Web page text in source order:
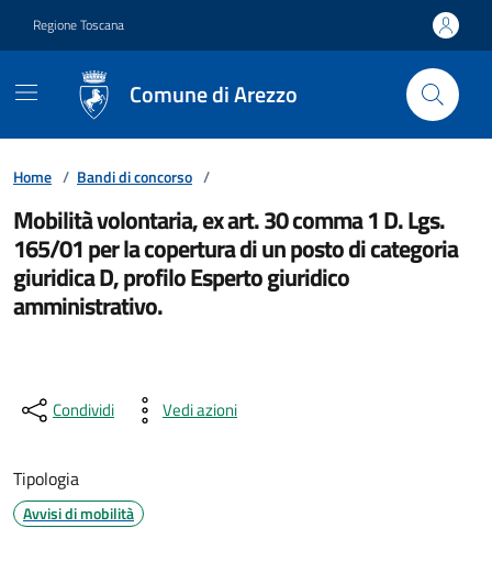
Regione Toscana
Comune di Arezzo
Home / Bandi di concorso /
Mobilità volontaria, ex art. 30 comma 1 D. Lgs.
165/01 per la copertura di un posto di categoria
giuridica D, profilo Esperto giuridico
amministrativo.
Condividi Vedi azioni
Tipologia
Avvisi di mobilità